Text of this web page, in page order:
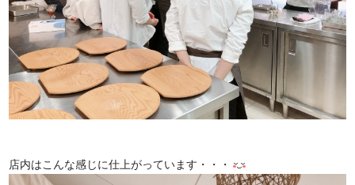
店内はこんな感じに仕上がっています・・・